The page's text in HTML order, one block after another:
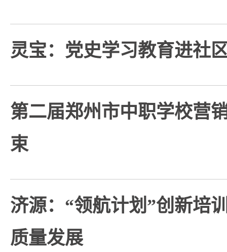
灵宝：党史学习教育进社
第二届郑州市中职学校营
束
济源：“领航计划”创新培
质量发展